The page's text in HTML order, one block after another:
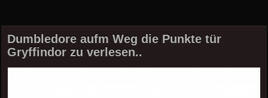
Dumbledore aufm Weg die Punkte tür
Gryffindor zu verlesen..